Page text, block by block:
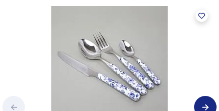
kuchyni, kulinářské vášni a charakteru a pomoci vám vyjádřit váš